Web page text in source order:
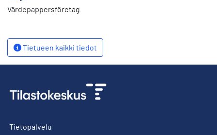
Värdepappersföretag
Tietueen kaikki tiedot
Tietopalvelu